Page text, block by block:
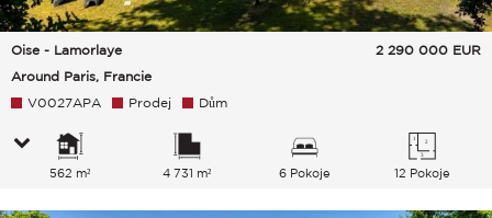
Oise - Lamorlaye
Around Paris, Francie
2 290 000 EUR
V0027APA Prodej Dům
562 m² 4 731 m² 6 Pokoje 12 Pokoje